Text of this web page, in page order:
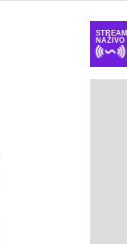
STREAM
NAŽIVO